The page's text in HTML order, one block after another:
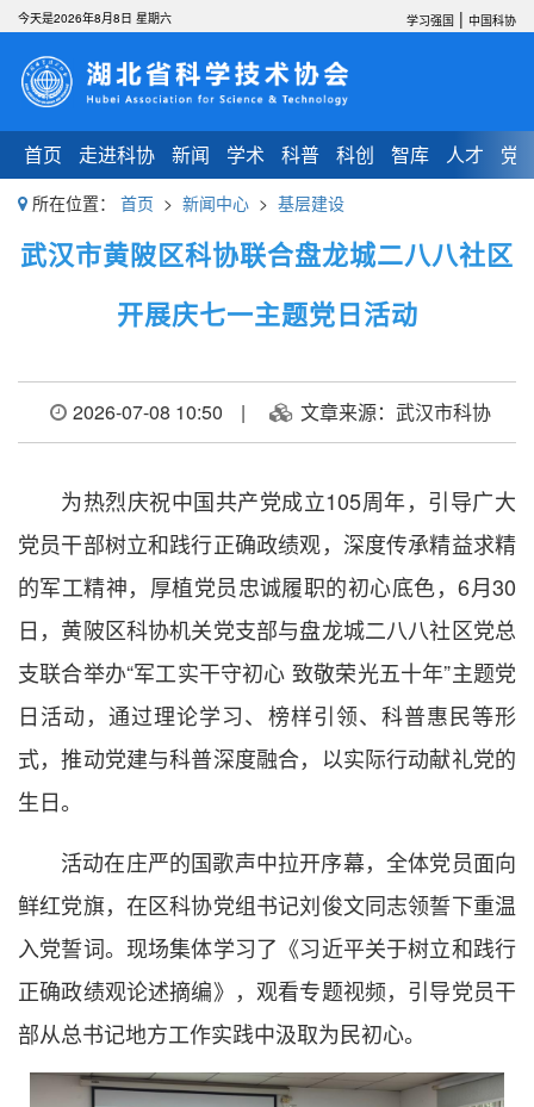
首页 走进科协 新闻 学术 科普 科创 智库 人才 党
今天是2026年8月8日 星期六 学习强国 | 中国科协
所在位置： 首页 > 新闻中心 > 基层建设
武汉市黄陂区科协联合盘龙城二八八社区
开展庆七一主题党日活动
2026-07-08 10:50 | 文章来源：武汉市科协
为热烈庆祝中国共产党成立105周年，引导广大
党员干部树立和践行正确政绩观，深度传承精益求精
的军工精神，厚植党员忠诚履职的初心底色，6月30
日，黄陂区科协机关党支部与盘龙城二八八社区党总
支联合举办“军工实干守初心 致敬荣光五十年”主题党
日活动，通过理论学习、榜样引领、科普惠民等形
式，推动党建与科普深度融合，以实际行动献礼党的
生日。
活动在庄严的国歌声中拉开序幕，全体党员面向
鲜红党旗，在区科协党组书记刘俊文同志领誓下重温
入党誓词。现场集体学习了《习近平关于树立和践行
正确政绩观论述摘编》，观看专题视频，引导党员干
部从总书记地方工作实践中汲取为民初心。